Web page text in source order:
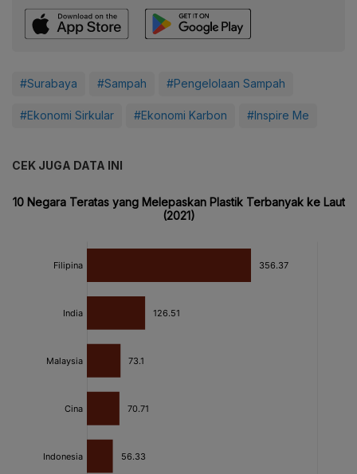
#Surabaya #Sampah #Pengelolaan Sampah
#Ekonomi Sirkular #Ekonomi Karbon #Inspire Me
CEK JUGA DATA INI